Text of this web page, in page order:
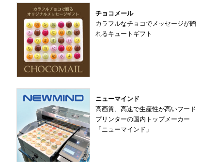
チョコメール
カラフルなチョコでメッセージが贈
れるキュートギフト
ニューマインド
高画質、高速で生産性が高いフード
プリンターの国内トップメーカー
「ニューマインド」